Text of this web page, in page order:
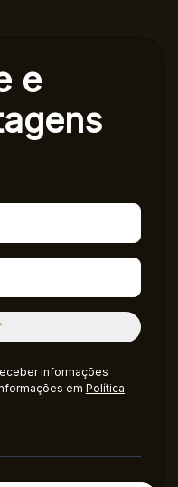
e
informações
em Política